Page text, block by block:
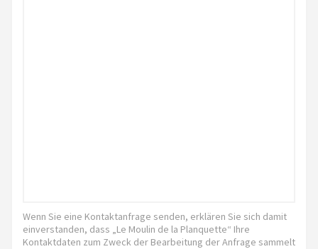
Wenn Sie eine Kontaktanfrage senden, erklären Sie sich damit
einverstanden, dass „Le Moulin de la Planquette“ Ihre
Kontaktdaten zum Zweck der Bearbeitung der Anfrage sammelt